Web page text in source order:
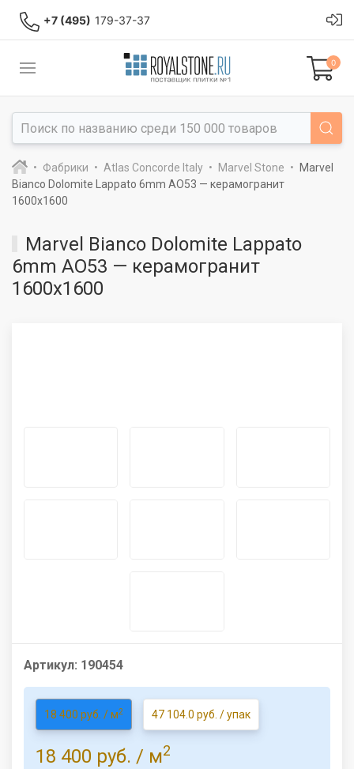
+7 (495) 179-37-37
0
Фабрики Atlas Concorde Italy Marvel Stone
Marvel
Bianco Dolomite Lappato 6mm AO53 — керамогранит
1600x1600
Marvel Bianco Dolomite Lappato
6mm AO53 — керамогранит
1600x1600
Артикул: 190454
18 400 руб. / м2 47 104.0 руб. / упак
18 400 руб. / м2